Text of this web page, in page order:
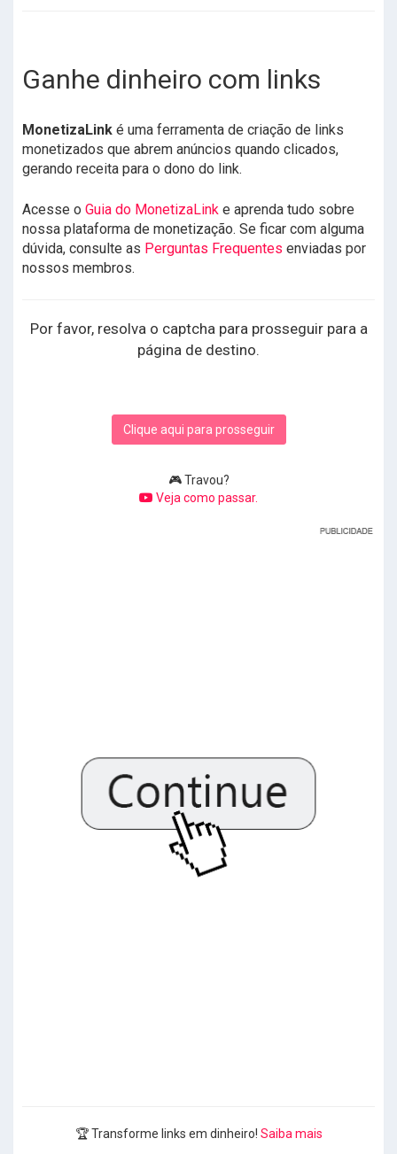
Ganhe dinheiro com links
MonetizaLink é uma ferramenta de criação de links
monetizados que abrem anúncios quando clicados,
gerando receita para o dono do link.
Acesse o Guia do MonetizaLink e aprenda tudo sobre
nossa plataforma de monetização. Se ficar com alguma
dúvida, consulte as Perguntas Frequentes enviadas por
nossos membros.
Por favor, resolva o captcha para prosseguir para a
página de destino.
Clique aqui para prosseguir
🎮 Travou?
Veja como passar.
🏆 Transforme links em dinheiro! Saiba mais